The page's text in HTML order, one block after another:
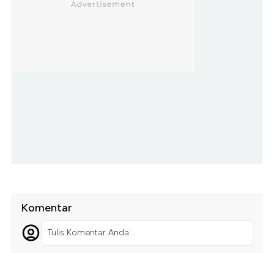
Komentar
Tulis Komentar Anda...